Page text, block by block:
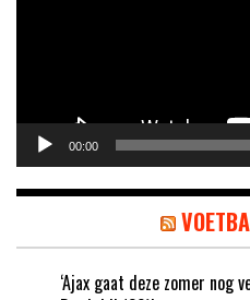
00:00
‘Ajax gaat deze zomer nog